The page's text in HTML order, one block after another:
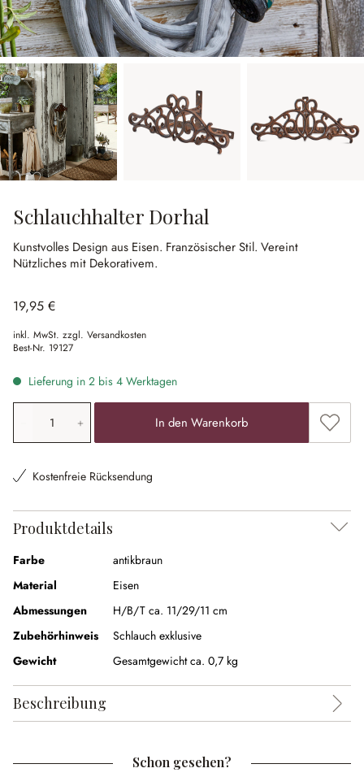
Schlauchhalter Dorhal
Kunstvolles Design aus Eisen. Französischer Stil. Vereint
Nützliches mit Dekorativem.
19,95 €
inkl. MwSt. zzgl. Versandkosten
Best-Nr. 19127
Lieferung in 2 bis 4 Werktagen
Produkt Anzahl: Gib den gewünschten Wert ein oder
In den Warenkorb Zum
Kostenfreie Rücksendung
Produktdetails
Farbe
antikbraun
Material
Eisen
Abmessungen
H/B/T ca. 11/29/11 cm
Zubehörhinweis
Schlauch exklusive
Gewicht
Gesamtgewicht ca. 0,7 kg
Beschreibung
Schon gesehen?